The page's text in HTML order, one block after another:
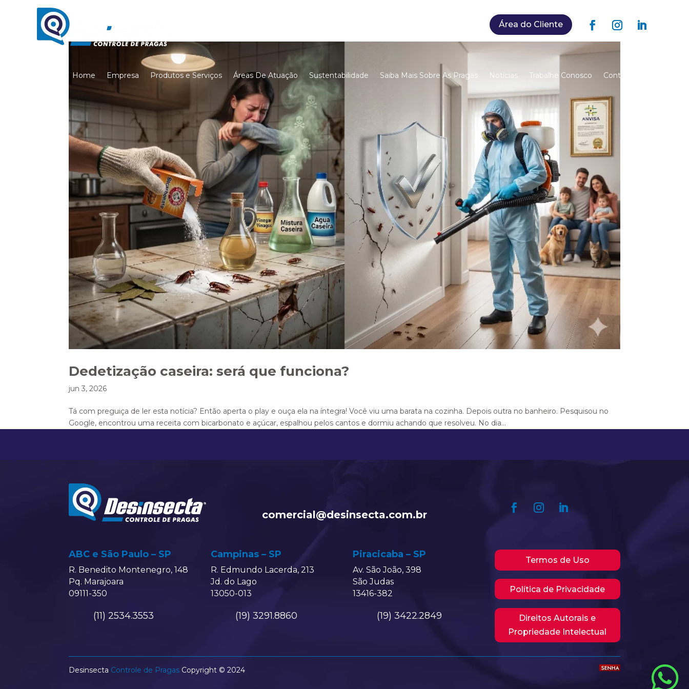
Área do Cliente
Home Empresa Produtos e Serviços Áreas De Atuação Sustentabilidade Saiba Mais Sobre As Pragas Notícias Trabalhe Conosco Contato
Dedetização caseira: será que funciona?
jun 3, 2026
Tá com preguiça de ler esta notícia? Então aperta o play e ouça ela na íntegra! Você viu uma barata na cozinha. Depois outra no banheiro. Pesquisou no
Google, encontrou uma receita com bicarbonato e açúcar, espalhou pelos cantos e dormiu achando que resolveu. No dia...
comercial@desinsecta.com.br
ABC e São Paulo – SP
R. Benedito Montenegro, 148
Pq. Marajoara
09111-350
(11) 2534.3553
Campinas – SP
R. Edmundo Lacerda, 213
Jd. do Lago
13050-013
(19) 3291.8860
Piracicaba – SP
Av. São João, 398
São Judas
13416-382
(19) 3422.2849

Termos de Uso
Política de Privacidade
Direitos Autorais e
Propriedade Intelectual
Desinsecta Controle de Pragas Copyright © 2024